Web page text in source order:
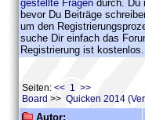
gestellte Fragen durch. Du
bevor Du Beiträge
um den
suche Dir einfach das
Registrierung ist kostenlos.
Seiten: << 1 >>
Board >> Quicken 2014
Autor: